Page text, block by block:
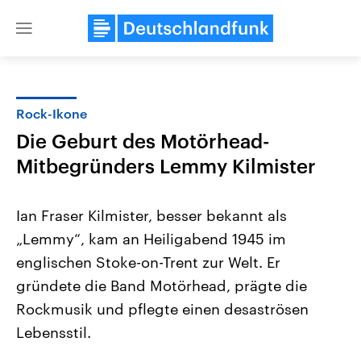
Close
USA
Aktuelle Beiträge, Analysen und
Hintergründe
Wirtschaftlich und militärisch
gehören die Vereinigten Staaten zu
Nahostkonflikt
Aktuelle Lage und
Der Überfall der
Rock-Ikone
Die Geburt des Motörhead-
Mitbegründers Lemmy Kilmister
Ian Fraser Kilmister, besser bekannt als
„Lemmy“, kam an Heiligabend 1945 im
englischen Stoke-on-Trent zur Welt. Er
gründete die Band Motörhead, prägte die
Rockmusik und pflegte einen desaströsen
Lebensstil.